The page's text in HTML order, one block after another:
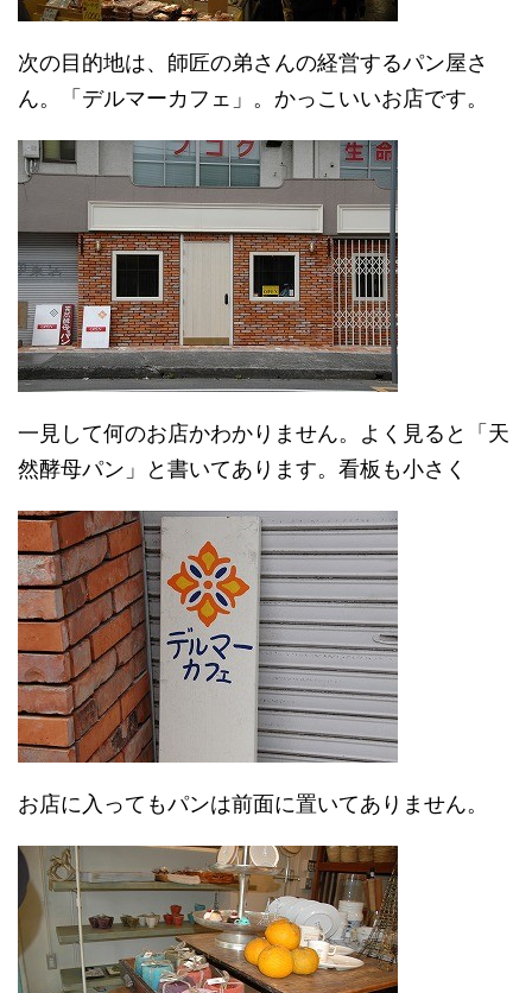
次の目的地は、師匠の弟さんの経営するパン屋さ
ん。「デルマーカフェ」。かっこいいお店です。
一見して何のお店かわかりません。よく見ると「天
然酵母パン」と書いてあります。看板も小さく
お店に入ってもパンは前面に置いてありません。